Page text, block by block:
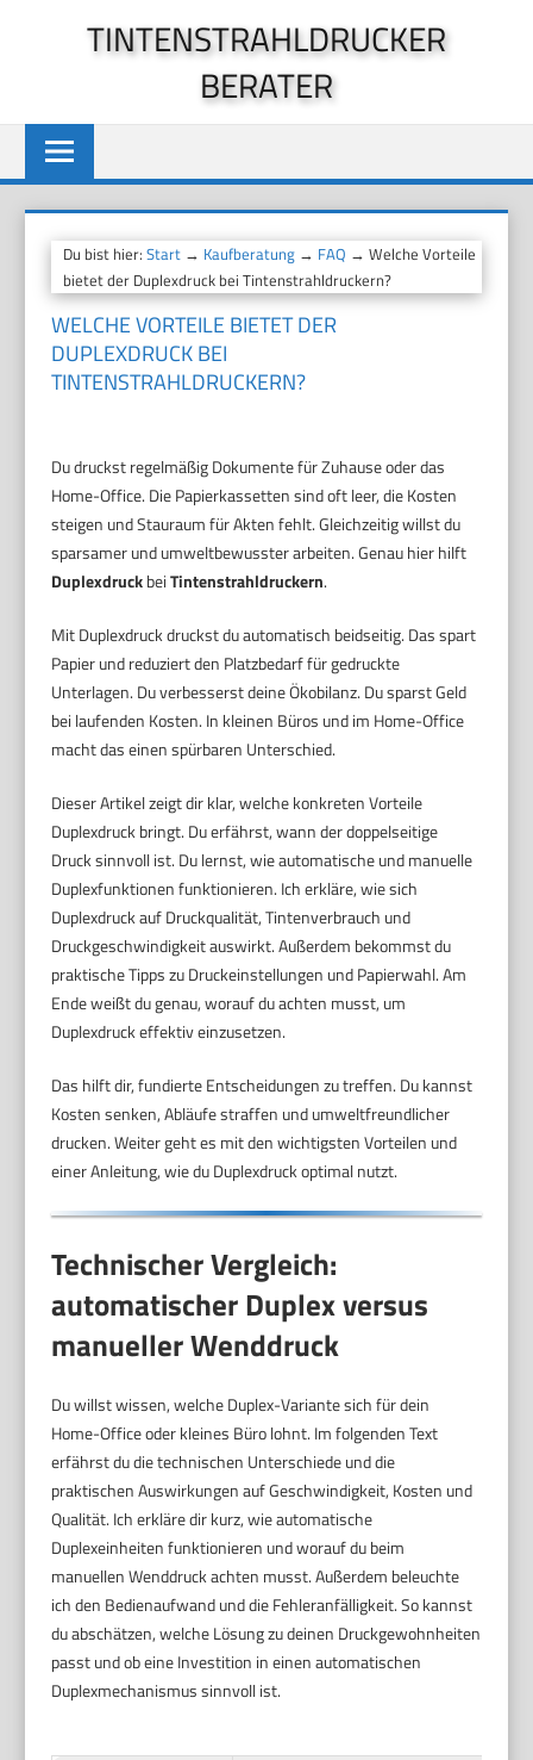
TINTENSTRAHLDRUCKER
BERATER
Du bist hier:Start → Kaufberatung → FAQ → Welche Vorteile
bietet der Duplexdruck bei Tintenstrahldruckern?
WELCHE VORTEILE BIETET DER
DUPLEXDRUCK BEI
TINTENSTRAHLDRUCKERN?
Du druckst regelmäßig Dokumente für Zuhause oder das
Home-Office. Die Papierkassetten sind oft leer, die Kosten
steigen und Stauraum für Akten fehlt. Gleichzeitig willst du
sparsamer und umweltbewusster arbeiten. Genau hier hilft
DuplexdruckbeiTintenstrahldruckern.
Mit Duplexdruck druckst du automatisch beidseitig. Das spart
Papier und reduziert den Platzbedarf für gedruckte
Unterlagen. Du verbesserst deine Ökobilanz. Du sparst Geld
bei laufenden Kosten. In kleinen Büros und im Home-Office
macht das einen spürbaren Unterschied.
Dieser Artikel zeigt dir klar, welche konkreten Vorteile
Duplexdruck bringt. Du erfährst, wann der doppelseitige
Druck sinnvoll ist. Du lernst, wie automatische und manuelle
Duplexfunktionen funktionieren. Ich erkläre, wie sich
Duplexdruck auf Druckqualität, Tintenverbrauch und
Druckgeschwindigkeit auswirkt. Außerdem bekommst du
praktische Tipps zu Druckeinstellungen und Papierwahl. Am
Ende weißt du genau, worauf du achten musst, um
Duplexdruck effektiv einzusetzen.
Das hilft dir, fundierte Entscheidungen zu treffen. Du kannst
Kosten senken, Abläufe straffen und umweltfreundlicher
drucken. Weiter geht es mit den wichtigsten Vorteilen und
einer Anleitung, wie du Duplexdruck optimal nutzt.
Technischer Vergleich:
automatischer Duplex versus
manueller Wenddruck
Du willst wissen, welche Duplex-Variante sich für dein
Home-Office oder kleines Büro lohnt. Im folgenden Text
erfährst du die technischen Unterschiede und die
praktischen Auswirkungen auf Geschwindigkeit, Kosten und
Qualität. Ich erkläre dir kurz, wie automatische
Duplexeinheiten funktionieren und worauf du beim
manuellen Wenddruck achten musst. Außerdem beleuchte
ich den Bedienaufwand und die Fehleranfälligkeit. So kannst
du abschätzen, welche Lösung zu deinen Druckgewohnheiten
passt und ob eine Investition in einen automatischen
Duplexmechanismus sinnvoll ist.